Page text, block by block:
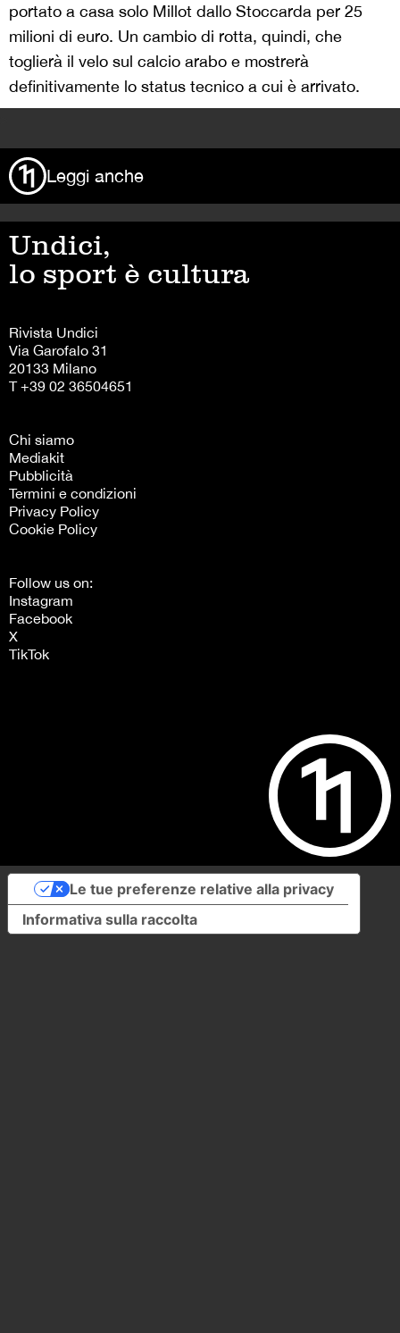
portato a casa solo Millot dallo Stoccarda per 25
milioni di euro. Un cambio di rotta, quindi, che
toglierà il velo sul calcio arabo e mostrerà
definitivamente lo status tecnico a cui è arrivato.
Leggi anche
Undici,
lo sport è cultura
Rivista Undici
Via Garofalo 31
20133 Milano
T +39 02 36504651
Chi siamo
Mediakit
Pubblicità
Termini e condizioni
Privacy Policy
Cookie Policy
Follow us on:
Instagram
Facebook
X
TikTok
Informativa sulla raccolta
Le tue preferenze relative alla privacy